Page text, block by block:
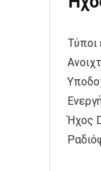
Τύποι
Ήχος